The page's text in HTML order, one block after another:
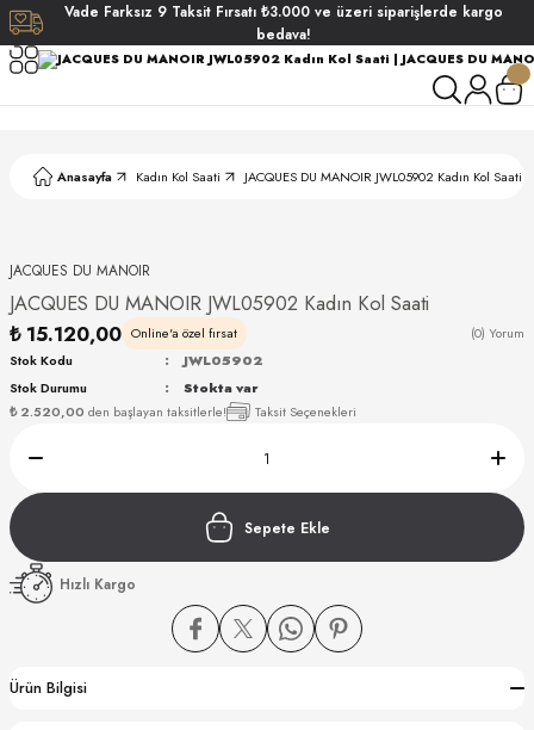
Vade Farksız 9 Taksit Fırsatı ₺3.000 ve üzeri siparişlerde kargo
bedava!
Anasayfa Kadın Kol Saati JACQUES DU MANOIR JWL05902 Kadın Kol Saati
JACQUES DU MANOIR
JACQUES DU MANOIR JWL05902 Kadın Kol Saati
₺ 15.120,00 Online'a özel fırsat (0) Yorum
₺ 2.520,00 den başlayan taksitlerle! Taksit Seçenekleri
Stok Kodu
JWL05902
Stok Durumu
Stokta var
Sepete Ekle
Hızlı Kargo
Ürün Bilgisi